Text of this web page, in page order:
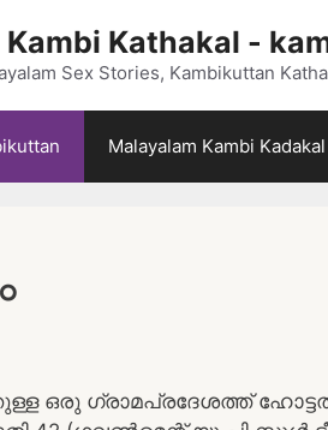
Kambi Kathakal -
Sex Stories, Kambikuttan
Malayalam Kambi Kadakal
ഒരു ഗ്രാമപ്രദേശത്ത്